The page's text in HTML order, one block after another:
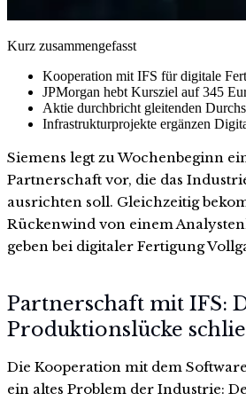
Kurz zusammengefasst
Kooperation mit IFS für digitale
JPMorgan hebt Kursziel auf 345
Aktie durchbricht gleitenden
Infrastrukturprojekte ergänzen
Siemens legt zu Wochenbeginn
Partnerschaft vor, die das
ausrichten soll. Gleichzeitig
Rückenwind von einem
geben bei digitaler Fertigung
Partnerschaft mit IFS:
Produktionslücke
Die Kooperation mit dem
ein altes Problem der Industrie: